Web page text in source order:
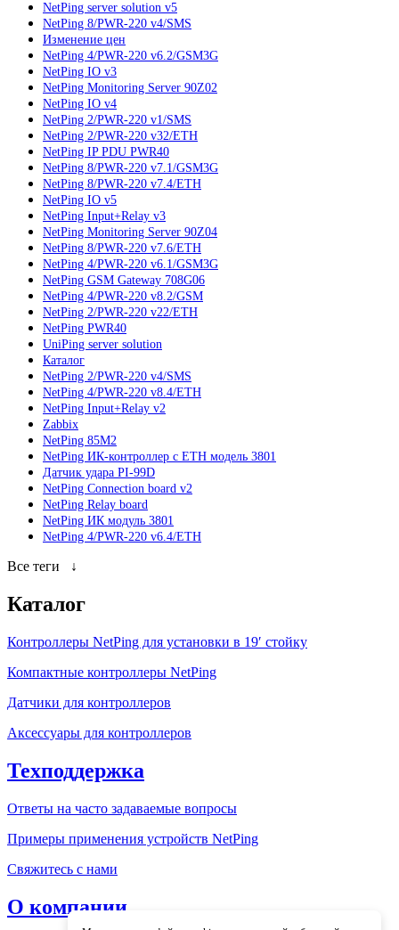
NetPing server solution v5
NetPing 8/PWR-220 v4/SMS
Изменение цен
NetPing 4/PWR-220 v6.2/GSM3G
NetPing IO v3
NetPing Monitoring Server 90Z02
NetPing IO v4
NetPing 2/PWR-220 v1/SMS
NetPing 2/PWR-220 v32/ETH
NetPing IP PDU PWR40
NetPing 8/PWR-220 v7.1/GSM3G
NetPing 8/PWR-220 v7.4/ETH
NetPing IO v5
NetPing Input+Relay v3
NetPing Monitoring Server 90Z04
NetPing 8/PWR-220 v7.6/ETH
NetPing 4/PWR-220 v6.1/GSM3G
NetPing GSM Gateway 708G06
NetPing 4/PWR-220 v8.2/GSM
NetPing 2/PWR-220 v22/ETH
NetPing PWR40
UniPing server solution
Каталог
NetPing 2/PWR-220 v4/SMS
NetPing 4/PWR-220 v8.4/ETH
NetPing Input+Relay v2
Zabbix
NetPing 85M2
NetPing ИК-контроллер с ETH модель 3801
Датчик удара PI-99D
NetPing Connection board v2
NetPing Relay board
NetPing ИК модуль 3801
NetPing 4/PWR-220 v6.4/ETH
Все теги ↓
Каталог
Контроллеры NetPing для установки в 19′ стойку
Компактные контроллеры NetPing
Датчики для контроллеров
Аксессуары для контроллеров
Техподдержка
Ответы на часто задаваемые вопросы
Примеры применения устройств NetPing
Свяжитесь с нами
О компании